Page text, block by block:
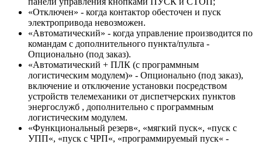
«Отключен» - когда контактор обесточен и пуск
электропривода невозможен.
«Автоматический» - когда управление производится по
командам с дополнительного пункта/пульта -
Опционально (под заказ).
«Автоматический + ПЛК (с программным
логистическим модулем)» - Опционально (под заказ),
включение и отключение установки посредством
устройств телемеханики от диспетчерских пунктов
энергослужб , дополнительно с программным
логистическим модулем.
«Функциональный резерв«, «мягкий пуск«, «пуск с
УПП«, «пуск с ЧРП«, «программируемый пуск« -